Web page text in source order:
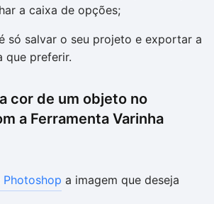
a caixa de opções;
só salvar o seu projeto e exportar a
que preferir.
cor de um objeto no
a Ferramenta Varinha
a imagem que deseja